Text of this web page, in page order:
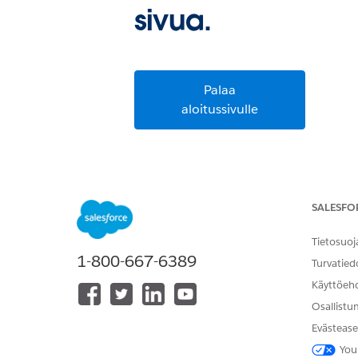
sivua.
Palaa
aloitussivulle
1-800-667-6389